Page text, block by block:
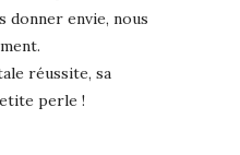
donner envie, nous
réussite, sa
perle !